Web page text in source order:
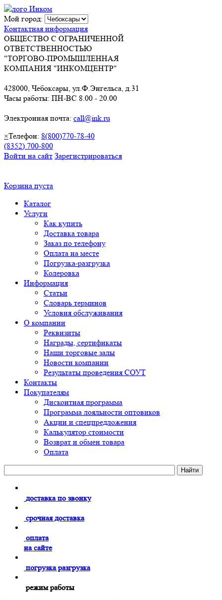
Мой город:
Контактная информация
ОБЩЕСТВО С ОГРАНИЧЕННОЙ
ОТВЕТСТВЕННОСТЬЮ
"ТОРГОВО-ПРОМЫШЛЕННАЯ
КОМПАНИЯ "ИНКОМЦЕНТР"
428000, Чебоксары, ул.Ф.Энгельса, д.31
Часы работы: ПН-ВС 8.00 - 20.00
Электронная почта: call@ink.ru
×Телефон: 8(800)770-78-40
(8352) 700-800
Войти на сайт Зарегистрироваться
Корзина пуста
Каталог
Услуги
Как купить
Доставка товара
Заказ по телефону
Оплата на месте
Погрузка-разгрузка
Колеровка
Информация
Статьи
Словарь терминов
Условия обслуживания
О компании
Реквизиты
Награды, сертификаты
Наши торговые залы
Новости компании
Результаты проведения СОУТ
Контакты
Покупателям
Дисконтная программа
Программа лояльности оптовиков
Акции и спецпредложения
Калькулятор стоимости
Возврат и обмен товара
Оплата
доставка по звонку
срочная доставка
оплата
на сайте
погрузка разгрузка
режим работы